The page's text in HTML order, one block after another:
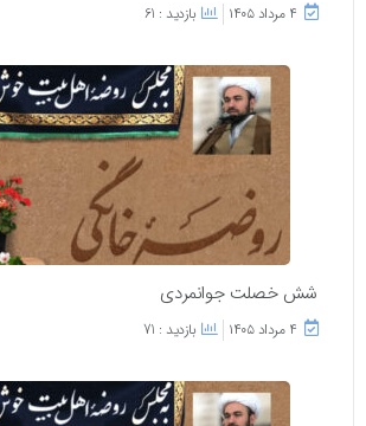
۴ مرداد ۱۴۰۵ بازدید : 61
شش خصلت جوانمردی
۴ مرداد ۱۴۰۵ بازدید : 71